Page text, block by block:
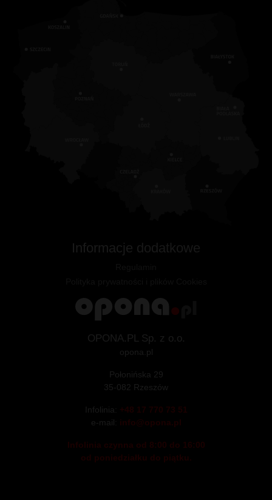
Informacje dodatkowe
OPONA.PL Sp. z o.o.
opona.pl
Połonińska 29
35-082 Rzeszów
Infolinia: +48 17 770 73 51
e-mail: info@opona.pl
Infolinia czynna od 8:00 do 16:00
od poniedziałku do piątku.